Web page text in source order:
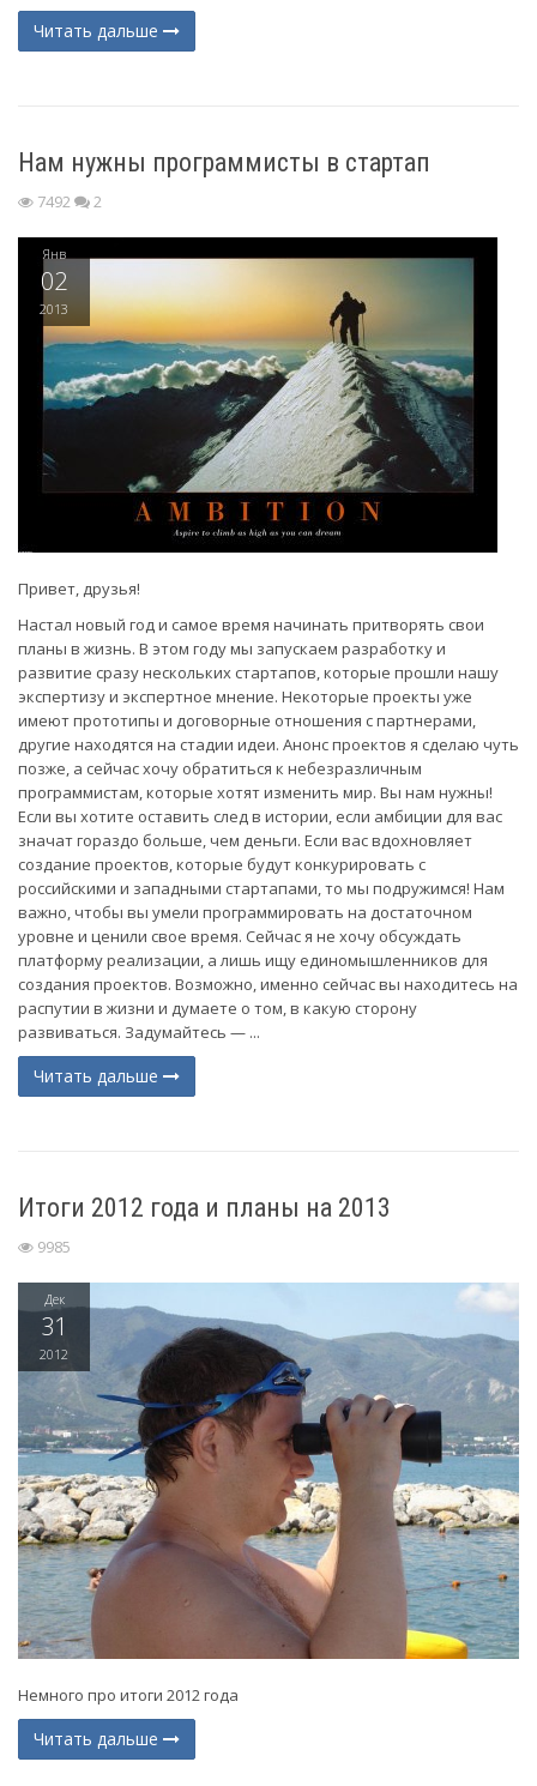
Читать дальше
Нам нужны программисты в стартап
7492 2
Янв
02
2013
Привет, друзья!
Настал новый год и самое время начинать притворять свои
планы в жизнь. В этом году мы запускаем разработку и
развитие сразу нескольких стартапов, которые прошли нашу
экспертизу и экспертное мнение. Некоторые проекты уже
имеют прототипы и договорные отношения с партнерами,
другие находятся на стадии идеи. Анонс проектов я сделаю чуть
позже, а сейчас хочу обратиться к небезразличным
программистам, которые хотят изменить мир. Вы нам нужны!
Если вы хотите оставить след в истории, если амбиции для вас
значат гораздо больше, чем деньги. Если вас вдохновляет
создание проектов, которые будут конкурировать с
российскими и западными стартапами, то мы подружимся! Нам
важно, чтобы вы умели программировать на достаточном
уровне и ценили свое время. Сейчас я не хочу обсуждать
платформу реализации, а лишь ищу единомышленников для
создания проектов. Возможно, именно сейчас вы находитесь на
распутии в жизни и думаете о том, в какую сторону
развиваться. Задумайтесь — ...
Читать дальше
Итоги 2012 года и планы на 2013
9985
Дек
31
2012
Немного про итоги 2012 года
Читать дальше